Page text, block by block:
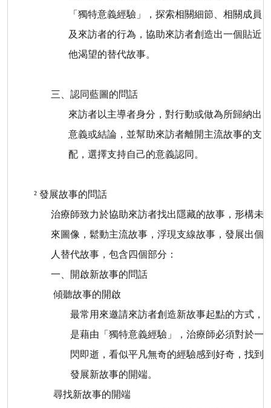
「獨特意義經驗」，探索相關細節、相關成員
及來訪者的行為，協助來訪者創造出一個貼近
他渴望的替代故事。
三、認同藍圖的問話
來訪者以主導者身分，對行動或做為所歸納出
意義或結論，並幫助來訪者離開主流故事的支
配，選擇支持自己的意義認同。
² 發展故事的問話
治療師致力於協助來訪者找出隱藏的故事，形構未
來圖像，鬆動主流故事，浮現支線故事，發展出個
人替代故事，包含四個部分：
一、
開啟新故事的問話
傾聽故事的開啟
最常用來邀請來訪者創造新故事起點的方式，
是藉由「獨特意義經驗」，治療師必須對於一
閃即逝，看似平凡無奇的經驗感到好奇，找到
發展新故事的開端。
尋找新故事的開端